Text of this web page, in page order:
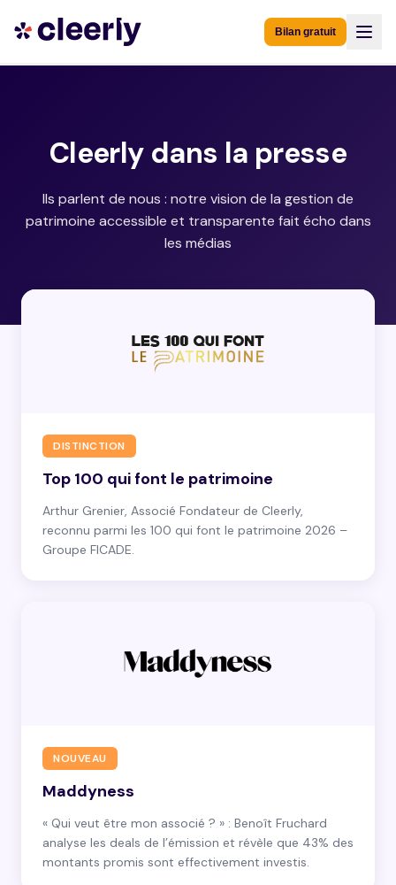
Bilan gratuit
Cleerly dans la presse
Ils parlent de nous : notre vision de la gestion de
patrimoine accessible et transparente fait écho dans
les médias
DISTINCTION
Top 100 qui font le patrimoine
Arthur Grenier, Associé Fondateur de Cleerly,
reconnu parmi les 100 qui font le patrimoine 2026 –
Groupe FICADE.
NOUVEAU
Maddyness
« Qui veut être mon associé ? » : Benoît Fruchard
analyse les deals de l’émission et révèle que 43% des
montants promis sont effectivement investis.